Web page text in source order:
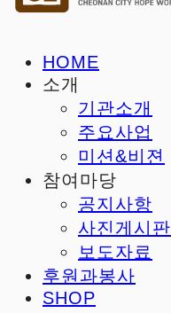
HOME
소개
기관소개
주요사업
미션&비젼
참여마당
공지사항
사진게시판
보도자료
후원과봉사
SHOP